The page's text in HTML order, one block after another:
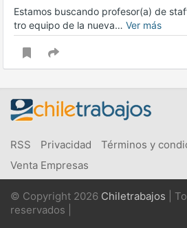
Estamos buscando profesor(a) de
tro equipo de la nueva… Ver más
RSS Privacidad Términos y
Venta Empresas
© Copyright 2026 Chiletrabajos |
reservados |